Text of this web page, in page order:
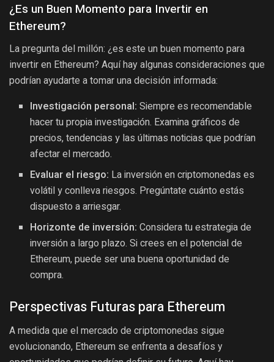
¿Es un Buen Momento para Invertir en
Ethereum?
La pregunta del millón: ¿es este un buen momento para
invertir en Ethereum? Aquí hay algunas consideraciones que
podrían ayudarte a tomar una decisión informada:
Investigación personal: Siempre es recomendable
hacer tu propia investigación. Examina gráficos de
precios, tendencias y las últimas noticias que podrían
afectar el mercado.
Evaluar el riesgo: La inversión en criptomonedas es
volátil y conlleva riesgos. Pregúntate cuánto estás
dispuesto a arriesgar.
Horizonte de inversión: Considera tu estrategia de
inversión a largo plazo. Si crees en el potencial de
Ethereum, puede ser una buena oportunidad de
compra.
Perspectivas Futuras para Ethereum
A medida que el mercado de criptomonedas sigue
evolucionando, Ethereum se enfrenta a desafíos y